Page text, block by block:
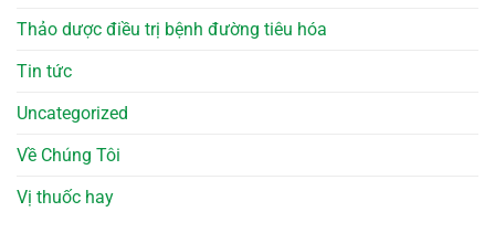
Thảo dược điều trị bệnh đường tiêu hóa
Tin tức
Uncategorized
Về Chúng Tôi
Vị thuốc hay